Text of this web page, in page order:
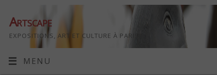
Artscape
EXPOSITIONS, ART ET CULTURE À PARIS
MENU